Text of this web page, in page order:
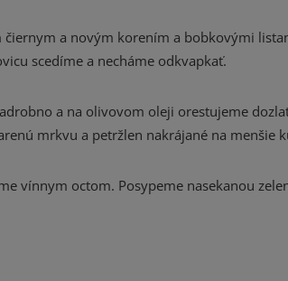
a novým korením a bobkovými
scedíme a necháme odkvapkať.
a na olivovom oleji orestujeme
mrkvu a petržlen nakrájané na menšie
vínnym octom. Posypeme nasekanou